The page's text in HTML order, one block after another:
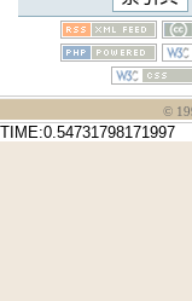
©
TIME:0.54731798171997